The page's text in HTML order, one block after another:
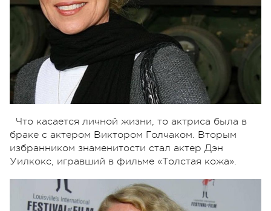
Что касается личной жизни, то актриса была в
браке с актером Виктором Голчаком. Вторым
избранником знаменитости стал актер Дэн
Уилкокс, игравший в фильме «Толстая кожа».